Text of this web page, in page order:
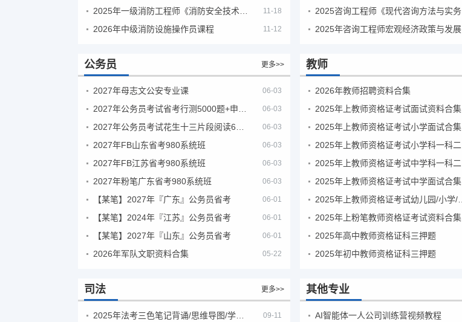
11-18
2026年中级消防设施操作员课程 11-12
公务员 更多>>
2027年母志文公安专业课 06-03
06-03
06-03
2027年FB山东省考980系统班 06-03
2027年FB江苏省考980系统班 06-03
2027年粉笔广东省考980系统班 06-03
【某笔】2027年『广东』公务员省考 06-01
【某笔】2024年『江苏』公务员省考 06-01
【某笔】2027年『山东』公务员省考 06-01
2026年军队文职资料合集 05-22
教师
2026年教师招聘资料合集
2025年上教师资格证考试面试资料合集
2025年上教师资格证考试小学面试合集
2025年上教师资格证考试中学面试合集
2025年上粉笔教师资格证考试资料合集
2025年高中教师资格证科三押题
2025年初中教师资格证科三押题
司法 更多>>
09-11
其他专业
AI智能体一人公司训练营视频教程